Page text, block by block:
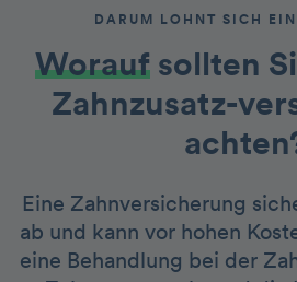
DARUM LOHNT SICH EIN
Woraufsollten
Zahnzusatz-
Eine Zahnversicherung
ab und kann vor hohen
eine Behandlung bei der